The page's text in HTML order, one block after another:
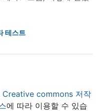
테스트
Creative commons 저작
에 따라 이용할 수 있습